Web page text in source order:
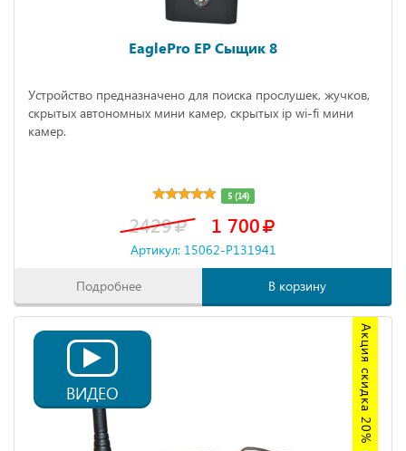
EaglePro EP Сыщик 8
Устройство предназначено для поиска прослушек, жучков,
скрытых автономных мини камер, скрытых ip wi-fi мини
камер.
5 (14)
2429 1 700
Артикул: 15062-P131941
Подробнее В корзину
Акция скидка 20%
ВИДЕО